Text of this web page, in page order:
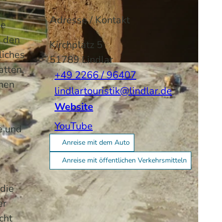
den
und
Adresse / Kontakt
Kirchplatz 5
51789Lindlar
+49 2266 / 96407
lindlartouristik@lindlar.de
Website
YouTube
Anreise mit dem Auto
Anreise mit öffentlichen Verkehrsmitteln